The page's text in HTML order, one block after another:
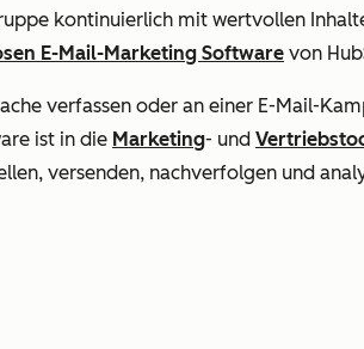
kontinuierlich mit wertvollen
E-Mail-Marketing Software von
verfassen oder an einer E-Mail-
ist in die Marketing- und
versenden, nachverfolgen und